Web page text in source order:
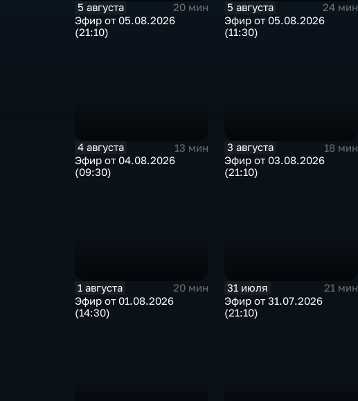
5 августа
20 мин
Эфир от 05.08.2026
(21:10)
5 августа
24 мин
Эфир от 05.08.2026
(11:30)
4 августа
13 мин
Эфир от 04.08.2026
(09:30)
3 августа
18 мин
Эфир от 03.08.2026
(21:10)
1 августа
20 мин
Эфир от 01.08.2026
(14:30)
31 июля
21 мин
Эфир от 31.07.2026
(21:10)